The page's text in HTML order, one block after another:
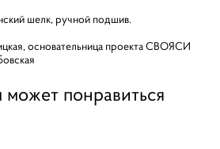
шелк, ручной подшив.
основательница проекта СВОЯСИ
может понравиться